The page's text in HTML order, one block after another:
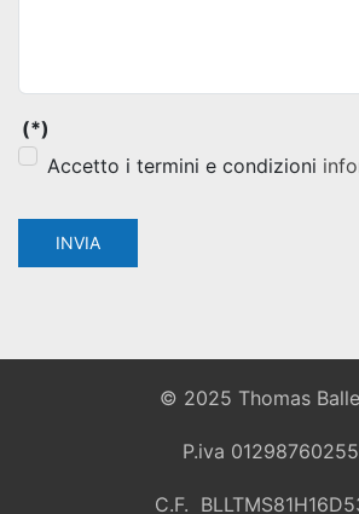
(*)
Accetto i termini e condizioni
INVIA
© 2025 Thomas
P.iva 01298760255
C.F.